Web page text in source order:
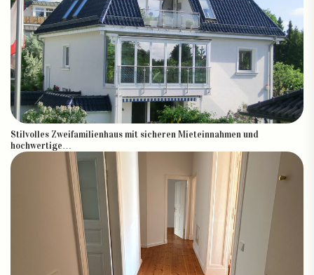
Stilvolles Zweifamilienhaus mit sicheren Mieteinnahmen und
hochwertige…